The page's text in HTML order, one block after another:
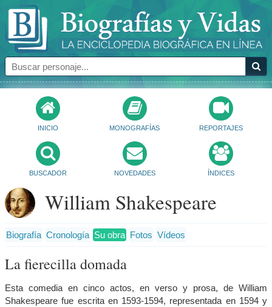
INICIO MONOGRAFÍAS REPORTAJES
BUSCADOR NOVEDADES ÍNDICES
William Shakespeare
Biografía Cronología Su obra Fotos Vídeos
La fierecilla domada
Esta comedia en cinco actos, en verso y prosa, de William
Shakespeare fue escrita en 1593-1594, representada en 1594 y